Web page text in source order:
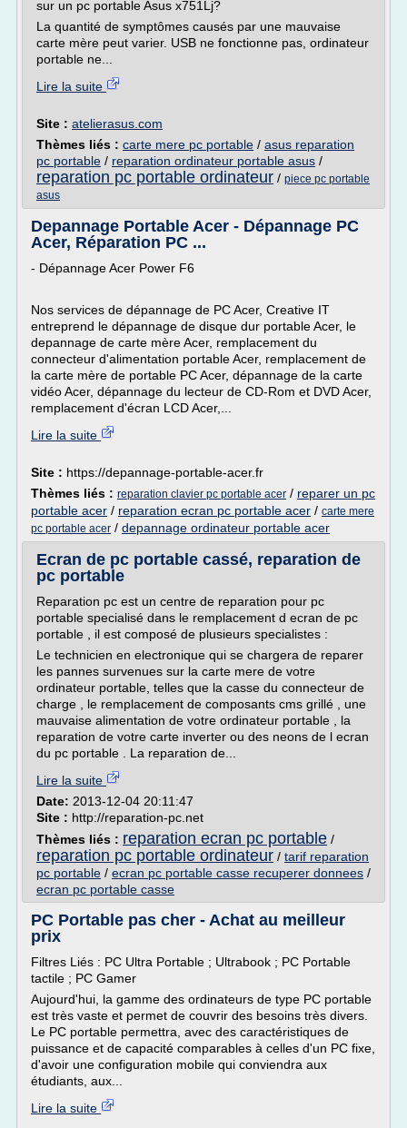
sur un pc portable Asus x751Lj?
La quantité de symptômes causés par une mauvaise
carte mère peut varier. USB ne fonctionne pas, ordinateur
portable ne...
Lire la suite
Site : atelierasus.com
Thèmes liés : carte mere pc portable / asus reparation
pc portable / reparation ordinateur portable asus /
reparation pc portable ordinateur / piece pc portable
asus
Depannage Portable Acer - Dépannage PC
Acer, Réparation PC ...
- Dépannage Acer Power F6
Nos services de dépannage de PC Acer, Creative IT
entreprend le dépannage de disque dur portable Acer, le
depannage de carte mère Acer, remplacement du
connecteur d'alimentation portable Acer, remplacement de
la carte mère de portable PC Acer, dépannage de la carte
vidéo Acer, dépannage du lecteur de CD-Rom et DVD Acer,
remplacement d'écran LCD Acer,...
Lire la suite
Site : https://depannage-portable-acer.fr
Thèmes liés : reparation clavier pc portable acer / reparer un pc
portable acer / reparation ecran pc portable acer / carte mere
pc portable acer / depannage ordinateur portable acer
Ecran de pc portable cassé, reparation de
pc portable
Reparation pc est un centre de reparation pour pc
portable specialisé dans le remplacement d ecran de pc
portable , il est composé de plusieurs specialistes :
Le technicien en electronique qui se chargera de reparer
les pannes survenues sur la carte mere de votre
ordinateur portable, telles que la casse du connecteur de
charge , le remplacement de composants cms grillé , une
mauvaise alimentation de votre ordinateur portable , la
reparation de votre carte inverter ou des neons de l ecran
du pc portable . La reparation de...
Lire la suite
Date: 2013-12-04 20:11:47
Site : http://reparation-pc.net
Thèmes liés : reparation ecran pc portable /
reparation pc portable ordinateur / tarif reparation
pc portable / ecran pc portable casse recuperer donnees /
ecran pc portable casse
PC Portable pas cher - Achat au meilleur
prix
Filtres Liés : PC Ultra Portable ; Ultrabook ; PC Portable
tactile ; PC Gamer
Aujourd'hui, la gamme des ordinateurs de type PC portable
est très vaste et permet de couvrir des besoins très divers.
Le PC portable permettra, avec des caractéristiques de
puissance et de capacité comparables à celles d'un PC fixe,
d'avoir une configuration mobile qui conviendra aux
étudiants, aux...
Lire la suite